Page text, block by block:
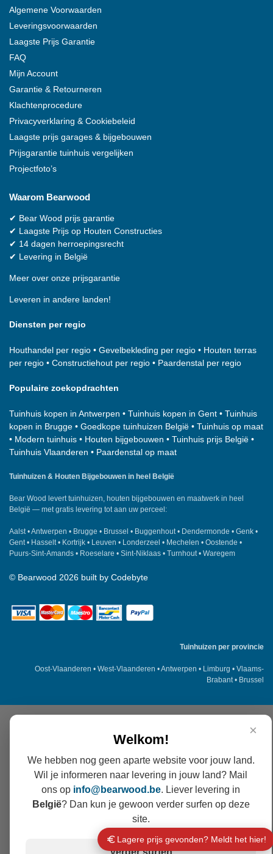
Algemene Voorwaarden
Leveringsvoorwaarden
Laagste Prijs Garantie
FAQ
Mijn Account
Garantie & Retourneren
Klachtenprocedure
Privacyverklaring & Cookiebeleid
Laagste prijs garages & bijgebouwen
Prijsgarantie tuinhuis vergelijken
Projectfoto’s
Waarom Bearwood
✔ Bear Wood prijs garantie
✔ Laagste Prijs op Houten Constructies
✔ 14 dagen herroepingsrecht
✔ Levering in België
Meer over onze prijsgarantie
Leveren in andere landen!
Diensten per regio
Houthandel per regio • Gevelbekleding per regio • Houten terras
per regio • Constructiehout per regio • Paardenstal per regio
Populaire zoekopdrachten
Tuinhuis kopen in Antwerpen • Tuinhuis kopen in Gent • Tuinhuis
kopen in Brugge • Goedkope tuinhuizen België • Tuinhuis op maat
• Modern tuinhuis • Houten bijgebouwen • Tuinhuis prijs België •
Tuinhuis Vlaanderen • Paardenstal op maat
Tuinhuizen & Houten Bijgebouwen in heel België
Bear Wood levert tuinhuizen, houten bijgebouwen en maatwerk in heel
België — met gratis levering tot aan uw perceel:
Aalst •Antwerpen • Brugge • Brussel • Buggenhout • Dendermonde • Genk •
Gent • Hasselt • Kortrijk • Leuven • Londerzeel • Mechelen • Oostende •
Puurs-Sint-Amands • Roeselare • Sint-Niklaas • Turnhout • Waregem
© Bearwood 2026 built by Codebyte
Tuinhuizen per provincie
Oost-Vlaanderen • West-Vlaanderen •Antwerpen • Limburg • Vlaams-
Brabant• Brussel
Lagere prijs gevonden? Meldt het hier!
×
Welkom!
We hebben nog geen aparte website voor jouw land.
Wil je informeren naar levering in jouw land? Mail
ons op info@ bearwood .be. Liever levering in
België? Dan kun je gewoon verder surfen op deze
site.